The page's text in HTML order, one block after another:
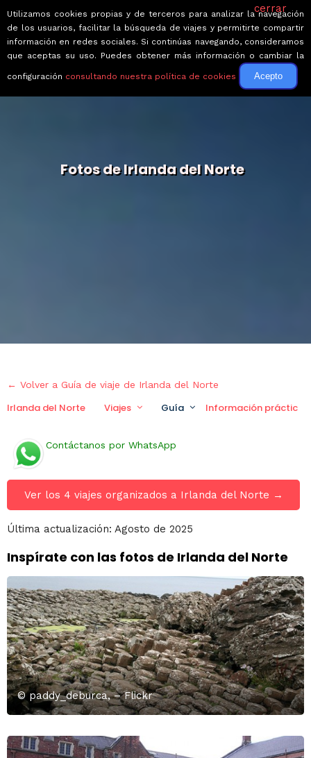
Fotos de Irlanda del Norte
← Volver a Guía de viaje de Irlanda del Norte
Irlanda del Norte Viajes Guía Información práctica
Contáctanos por WhatsApp
Ver los 4 viajes organizados a Irlanda del Norte →
Última actualización: Agosto de 2025
Inspírate con las fotos de Irlanda del Norte
© paddy_deburca, – Flickr
cerrar
Utilizamos cookies propias y de terceros para analizar la navegación
de los usuarios, facilitar la búsqueda de viajes y permitirte compartir
información en redes sociales. Si continúas navegando, consideramos
que aceptas su uso. Puedes obtener más información o cambiar la
configuración consultando nuestra política de cookies Acepto